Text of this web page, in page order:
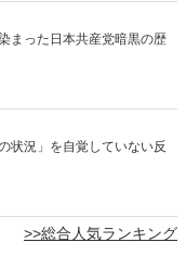
まった日本共産党暗黒の歴
状況」を自覚していない反
>>総合人気ランキング